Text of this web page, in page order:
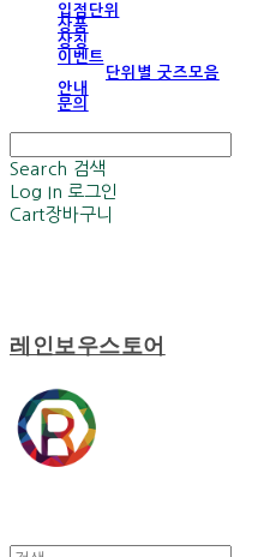
입점단위
상품
상징
이벤트
단위별 굿즈모음
안내
문의
Search 검색
Log In 로그인
Cart장바구니
레인보우스토어